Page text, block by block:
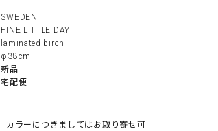
SWEDEN
FINE LITTLE DAY
laminated birch
φ38cm
新品
宅配便
-
ラーにつきましてはお取り寄せ可